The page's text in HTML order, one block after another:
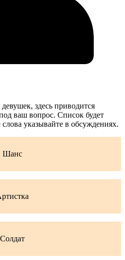
здесь приводится
ваш вопрос. Список будет
указывайте в обсуждениях.
Шанс
Солдат